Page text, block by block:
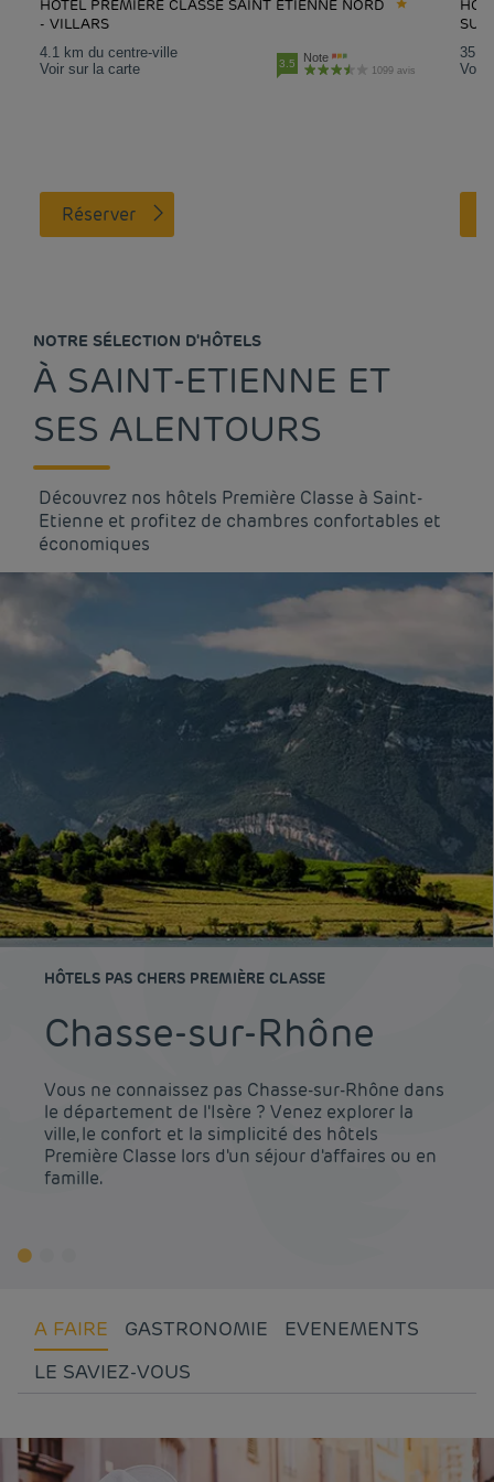
HÔTEL PREMIERE CLASSE SAINT ETIENNE NORD
- VILLARS
4.1 km du centre-ville
Voir sur la carte
3.5 Note
1099 avis
Réserver
35.4
Voir
NOTRE SÉLECTION D'HÔTELS
À SAINT-ETIENNE ET
SES ALENTOURS
Découvrez nos hôtels Première Classe à Saint-
Etienne et profitez de chambres confortables et
économiques
HÔTELS PAS CHERS PREMIÈRE CLASSE
Chasse-sur-Rhône
Vous ne connaissez pas Chasse-sur-Rhône dans
le département de l'Isère ? Venez explorer la
ville, le confort et la simplicité des hôtels
Première Classe lors d'un séjour d'affaires ou en
famille.
A FAIRE GASTRONOMIE
EVENEMENTS
LE SAVIEZ-VOUS